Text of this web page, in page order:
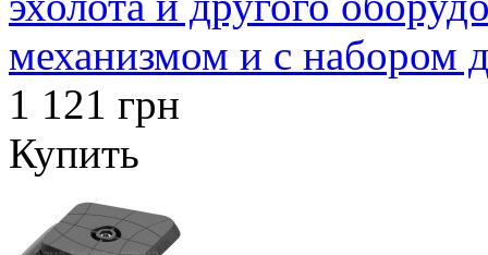
механизмом и с набором
1 121 грн
Купить